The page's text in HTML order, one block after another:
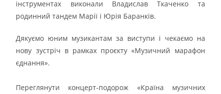
інструментах виконали Владислав Ткаченко та
родинний тандем Марії і Юрія Баранків.
Дякуємо юним музикантам за виступи і чекаємо на
нову зустріч в рамках проєкту «Музичний марафон
єднання».
Переглянути концерт-подорож «Країна музичних